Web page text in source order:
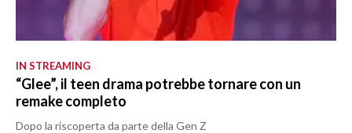
IN STREAMING
“Glee”, il teen drama potrebbe tornare con un
remake completo
Dopo la riscoperta da parte della Gen Z